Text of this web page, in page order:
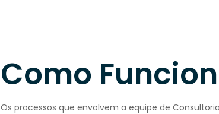
Como
Os processos que envolvem a equipe de